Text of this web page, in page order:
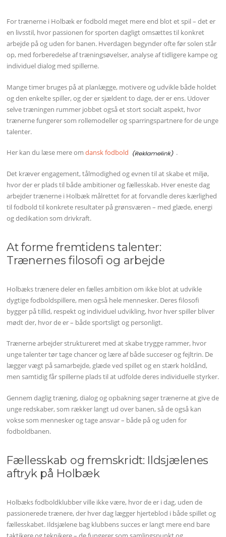
For trænerne i Holbæk er fodbold meget mere end blot et spil – det er
en livsstil, hvor passionen for sporten dagligt omsættes til konkret
arbejde på og uden for banen. Hverdagen begynder ofte før solen står
op, med forberedelse af træningsøvelser, analyse af tidligere kampe og
individuel dialog med spillerne.
Mange timer bruges på at planlægge, motivere og udvikle både holdet
og den enkelte spiller, og der er sjældent to dage, der er ens. Udover
selve træningen rummer jobbet også et stort socialt aspekt, hvor
trænerne fungerer som rollemodeller og sparringspartnere for de unge
talenter.
Her kan du læse mere omdansk fodbold .
Det kræver engagement, tålmodighed og evnen til at skabe et miljø,
hvor der er plads til både ambitioner og fællesskab. Hver eneste dag
arbejder trænerne i Holbæk målrettet for at forvandle deres kærlighed
til fodbold til konkrete resultater på grønsværen – med glæde, energi
og dedikation som drivkraft.
At forme fremtidens talenter:
Trænernes filosofi og arbejde
Holbæks trænere deler en fælles ambition om ikke blot at udvikle
dygtige fodboldspillere, men også hele mennesker. Deres filosofi
bygger på tillid, respekt og individuel udvikling, hvor hver spiller bliver
mødt der, hvor de er – både sportsligt og personligt.
Trænerne arbejder struktureret med at skabe trygge rammer, hvor
unge talenter tør tage chancer og lære af både succeser og fejltrin. De
lægger vægt på samarbejde, glæde ved spillet og en stærk holdånd,
men samtidig får spillerne plads til at udfolde deres individuelle styrker.
Gennem daglig træning, dialog og opbakning søger trænerne at give de
unge redskaber, som rækker langt ud over banen, så de også kan
vokse som mennesker og tage ansvar – både på og uden for
fodboldbanen.
Fællesskab og fremskridt: Ildsjælenes
aftryk på Holbæk
Holbæks fodboldklubber ville ikke være, hvor de er i dag, uden de
passionerede trænere, der hver dag lægger hjerteblod i både spillet og
fællesskabet. Ildsjælene bag klubbens succes er langt mere end bare